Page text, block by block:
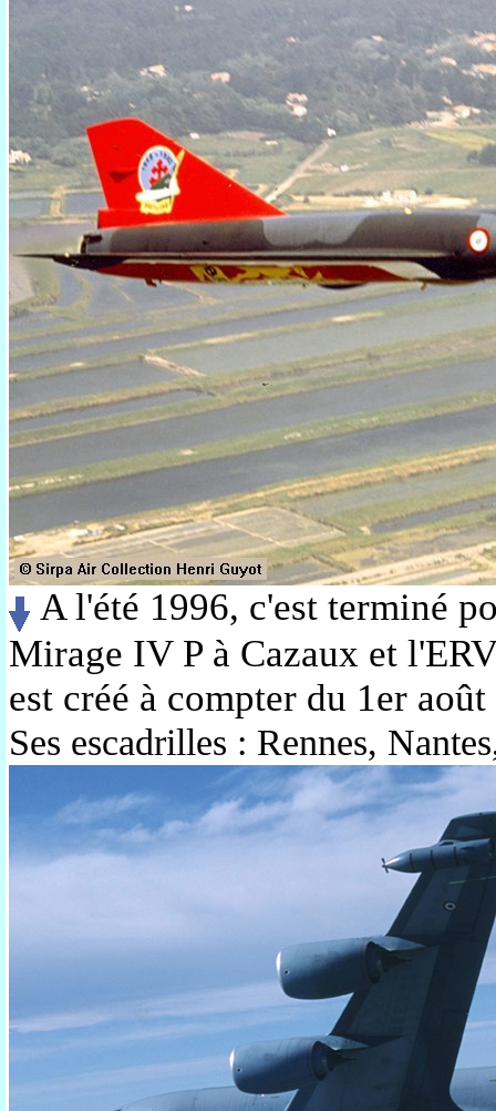
A l'été 1996, c'est terminé
Mirage IV P à Cazaux et
est créé à compter du 1er
Ses escadrilles : Rennes,